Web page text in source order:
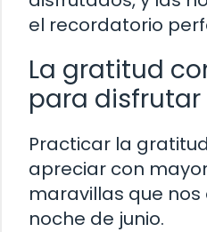
el recordatorio
La gratitud
para
Practicar la
apreciar con
maravillas que
noche de junio.